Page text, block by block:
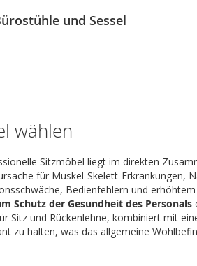
und Sessel
wählen
Sitzmöbel liegt im direkten
für Muskel-Skelett-Erkrankungen,
Bedienfehlern und
Schutz der Gesundheit des Personals
Sitz und Rückenlehne, kombiniert mit
zu halten, was das allgemeine